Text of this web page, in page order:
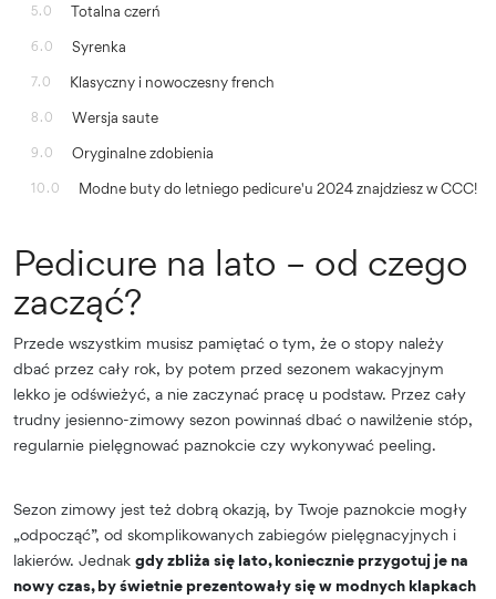
5.0 Totalna czerń
6.0 Syrenka
7.0 Klasyczny i nowoczesny french
8.0 Wersja saute
9.0 Oryginalne zdobienia
10.0 Modne buty do letniego pedicure'u 2024 znajdziesz w CCC!
Pedicure na lato – od czego
zacząć?
Przede wszystkim musisz pamiętać o tym, że o stopy należy
dbać przez cały rok, by potem przed sezonem wakacyjnym
lekko je odświeżyć, a nie zaczynać pracę u podstaw. Przez cały
trudny jesienno-zimowy sezon powinnaś dbać o nawilżenie stóp,
regularnie pielęgnować paznokcie czy wykonywać peeling.
Sezon zimowy jest też dobrą okazją, by Twoje paznokcie mogły
„odpocząć”, od skomplikowanych zabiegów pielęgnacyjnych i
lakierów. Jednak gdy zbliża się lato, koniecznie przygotuj je na
nowy czas, by świetnie prezentowały się w modnych klapkach